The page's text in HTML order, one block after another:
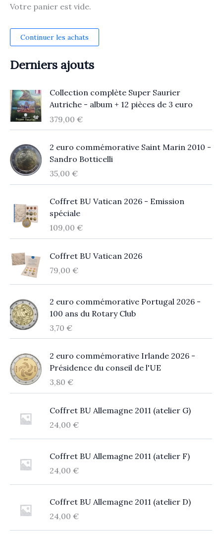
Votre panier est vide.
Continuer les achats
Derniers ajouts
Collection complète Super Saurier
Autriche - album + 12 pièces de 3 euro
379,00 €
2 euro commémorative Saint Marin 2010 -
Sandro Botticelli
35,00 €
Coffret BU Vatican 2026 - Emission
spéciale
109,00 €
Coffret BU Vatican 2026
79,00 €
2 euro commémorative Portugal 2026 -
100 ans du Rotary Club
3,70 €
2 euro commémorative Irlande 2026 -
Présidence du conseil de l'UE
3,80 €
Coffret BU Allemagne 2011 (atelier G)
24,00 €
Coffret BU Allemagne 2011 (atelier F)
24,00 €
Coffret BU Allemagne 2011 (atelier D)
24,00 €